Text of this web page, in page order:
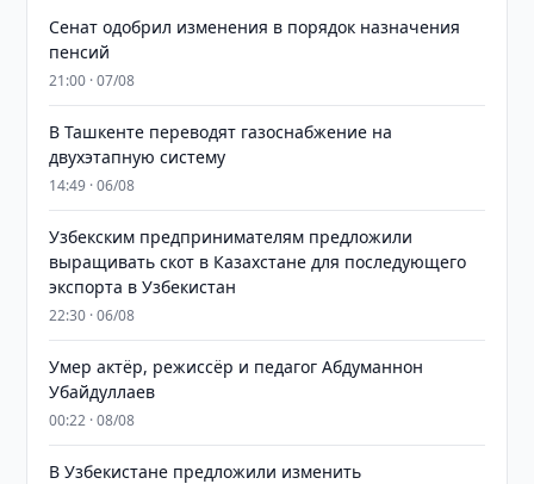
Сенат одобрил изменения в порядок назначения
пенсий
21:00 · 07/08
В Ташкенте переводят газоснабжение на
двухэтапную систему
14:49 · 06/08
Узбекским предпринимателям предложили
выращивать скот в Казахстане для последующего
экспорта в Узбекистан
22:30 · 06/08
Умер актёр, режиссёр и педагог Абдуманнон
Убайдуллаев
00:22 · 08/08
В Узбекистане предложили изменить